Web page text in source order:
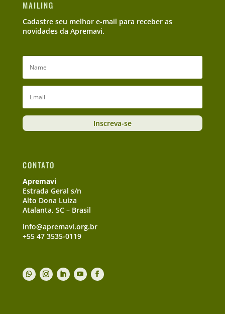
MAILING
Cadastre seu melhor e-mail para receber as
novidades da Apremavi.
Inscreva-se
CONTATO
Apremavi
Estrada Geral s/n
Alto Dona Luiza
Atalanta, SC – Brasil
info@apremavi.org.br
+55 47 3535-0119